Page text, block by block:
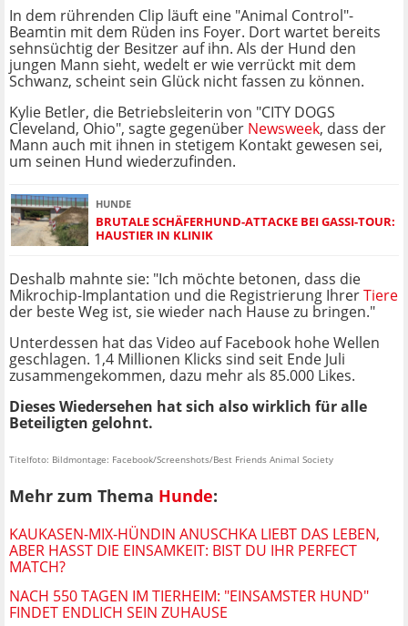
In dem rührenden Clip läuft eine "Animal Control"-
Beamtin mit dem Rüden ins Foyer. Dort wartet bereits
sehnsüchtig der Besitzer auf ihn. Als der Hund den
jungen Mann sieht, wedelt er wie verrückt mit dem
Schwanz, scheint sein Glück nicht fassen zu können.
Kylie Betler, die Betriebsleiterin von "CITY DOGS
Cleveland, Ohio", sagte gegenüber Newsweek, dass der
Mann auch mit ihnen in stetigem Kontakt gewesen sei,
um seinen Hund wiederzufinden.
HUNDE
BRUTALE SCHÄFERHUND-ATTACKE BEI GASSI-TOUR:
HAUSTIER IN KLINIK
Deshalb mahnte sie: "Ich möchte betonen, dass die
Mikrochip-Implantation und die Registrierung IhrerTiere
der beste Weg ist, sie wieder nach Hause zu bringen."
Unterdessen hat das Video auf Facebook hohe Wellen
geschlagen. 1,4 Millionen Klicks sind seit Ende Juli
zusammengekommen, dazu mehr als 85.000 Likes.
Dieses Wiedersehen hat sich also wirklich für alle
Beteiligten gelohnt.
Titelfoto: Bildmontage: Facebook/Screenshots/Best Friends Animal Society
Mehr zum Thema Hunde:
KAUKASEN-MIX-HÜNDIN ANUSCHKA LIEBT DAS LEBEN,
ABER HASST DIE EINSAMKEIT: BIST DU IHR PERFECT
MATCH?
NACH 550 TAGEN IM TIERHEIM: "EINSAMSTER HUND"
FINDET ENDLICH SEIN ZUHAUSE